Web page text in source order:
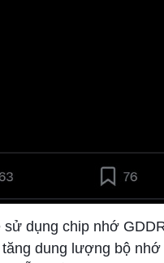
dụng chip nhớ
dung lượng bộ